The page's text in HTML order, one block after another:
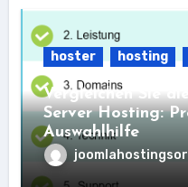
hoster hosting
Vergleichen Sie
Server Hosting:
Auswahlhilfe